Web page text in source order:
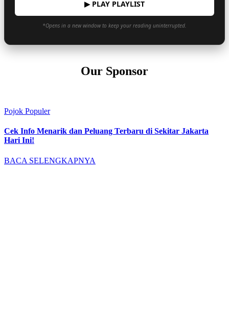
▶ PLAY PLAYLIST
*Opens in a new window to keep your reading uninterrupted.
Our Sponsor
Pojok Populer
Cek Info Menarik dan Peluang Terbaru di Sekitar Jakarta
Hari Ini!
BACA SELENGKAPNYA